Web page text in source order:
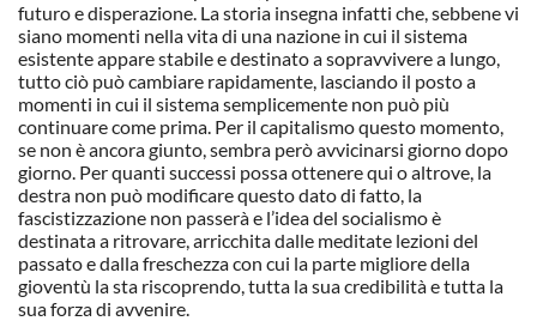
futuro e disperazione. La storia insegna infatti che, sebbene vi
siano momenti nella vita di una nazione in cui il sistema
esistente appare stabile e destinato a sopravvivere a lungo,
tutto ciò può cambiare rapidamente, lasciando il posto a
momenti in cui il sistema semplicemente non può più
continuare come prima. Per il capitalismo questo momento,
se non è ancora giunto, sembra però avvicinarsi giorno dopo
giorno. Per quanti successi possa ottenere qui o altrove, la
destra non può modificare questo dato di fatto, la
fascistizzazione non passerà e l’idea del socialismo è
destinata a ritrovare, arricchita dalle meditate lezioni del
passato e dalla freschezza con cui la parte migliore della
gioventù la sta riscoprendo, tutta la sua credibilità e tutta la
sua forza di avvenire.